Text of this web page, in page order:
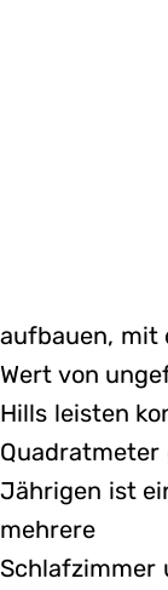
aufbauen, mit
Wert von
Hills leisten
Jährigen ist
mehrere
Schlafzimmer